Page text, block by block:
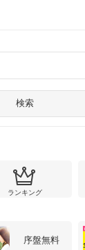
ランキング
序盤無料